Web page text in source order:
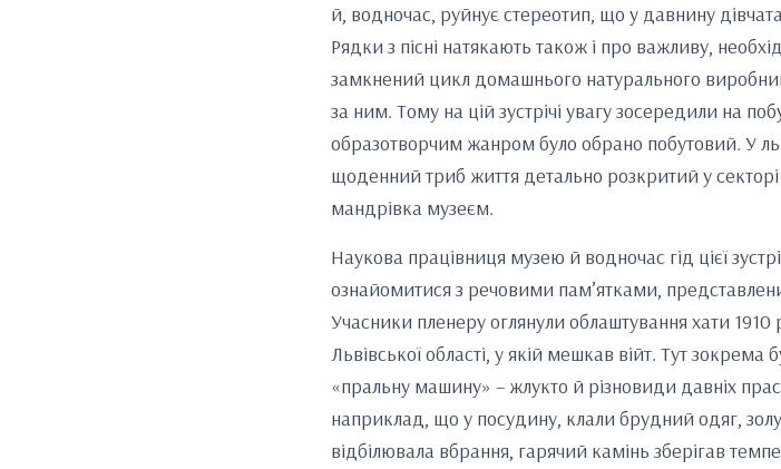
й, водночас, руйнує стереотип, що у давнину
Рядки з пісні натякають також і про важливу,
замкнений цикл домашнього натурального
за ним. Тому на цій зустрічі увагу зосередили на
образотворчим жанром було обрано побутовий. У
щоденний триб життя детально розкритий у секторі
мандрівка музеєм.
Наукова працівниця музею й водночас гід цієї
ознайомитися з речовими пам’ятками,
Учасники пленеру оглянули облаштування хати 1910
Львівської області, у якій мешкав війт. Тут
«пральну машину» – жлукто й різновиди давніх
наприклад, що у посудину, клали брудний одяг,
відбілювала вбрання, гарячий камінь зберігав